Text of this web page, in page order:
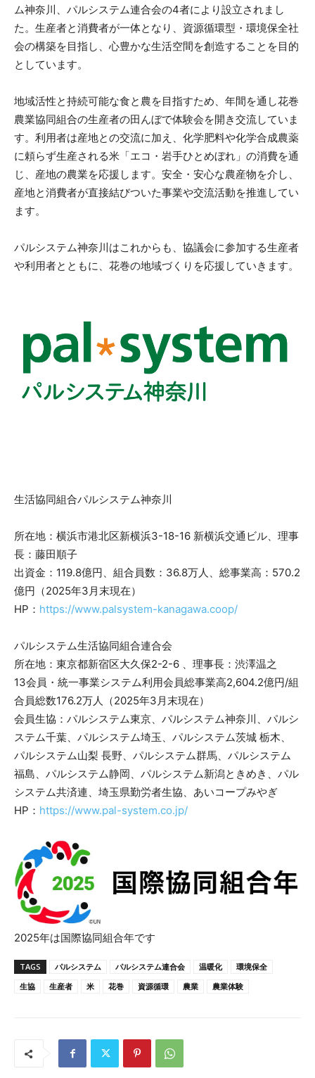
ム神奈川、パルシステム連合会の4者により設立されまし
た。生産者と消費者が一体となり、資源循環型・環境保全社
会の構築を目指し、心豊かな生活空間を創造することを目的
としています。
地域活性と持続可能な食と農を目指すため、年間を通し花巻
農業協同組合の生産者の田んぼで体験会を開き交流していま
す。利用者は産地との交流に加え、化学肥料や化学合成農薬
に頼らず生産される米「エコ・岩手ひとめぼれ」の消費を通
じ、産地の農業を応援します。安全・安心な農産物を介し、
産地と消費者が直接結びついた事業や交流活動を推進してい
ます。
パルシステム神奈川はこれからも、協議会に参加する生産者
や利用者とともに、花巻の地域づくりを応援していきます。
生活協同組合パルシステム神奈川
所在地：横浜市港北区新横浜3-18-16 新横浜交通ビル、理事
長：藤田順子
出資金：119.8億円、組合員数：36.8万人、総事業高：570.2
億円（2025年3月末現在）
HP： https://www.palsystem-kanagawa.coop/
パルシステム生活協同組合連合会
所在地：東京都新宿区大久保2-2-6 、理事長：渋澤温之
13会員・統一事業システム利用会員総事業高2,604.2億円/組
合員総数176.2万人（2025年3月末現在）
会員生協：パルシステム東京、パルシステム神奈川、パルシ
ステム千葉、パルシステム埼玉、パルシステム茨城 栃木、
パルシステム山梨 長野、パルシステム群馬、パルシステム
福島、パルシステム静岡、パルシステム新潟ときめき、パル
システム共済連、埼玉県勤労者生協、あいコープみやぎ
HP： https://www.pal-system.co.jp/
2025年は国際協同組合年です
TAGS パルシステム パルシステム連合会 温暖化
環境保全
生協
生産者 米 花巻 資源循環 農業 農業体験